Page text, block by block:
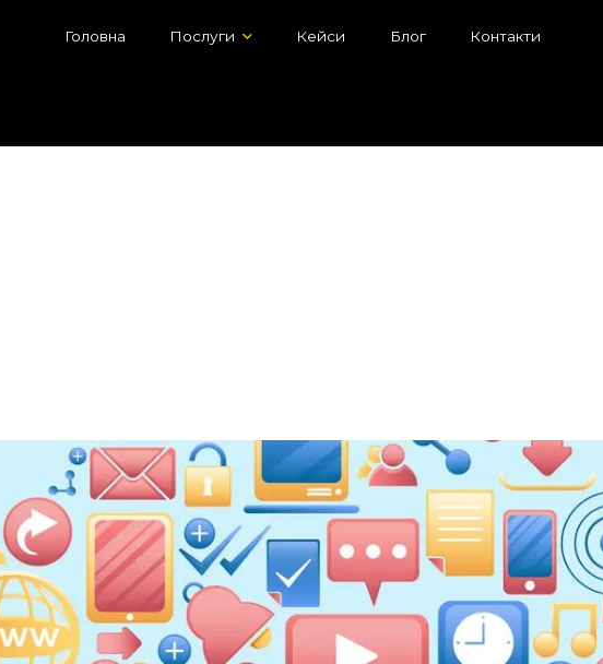
Головна Послуги Кейси Блог Контакти
Омніканальність у B2B-маркетингу
синергія SEO,контенту та PPC
25.10.2024
COVID-19 бізнеси відчули (на собі – хто швидко зметикував, на
онлайн-продажів, і це цілком видозмінило підхід до реклами.